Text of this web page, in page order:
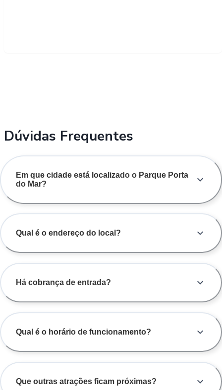
Dúvidas Frequentes
Em que cidade está localizado o Parque Porta
do Mar?
Qual é o endereço do local?
Há cobrança de entrada?
Qual é o horário de funcionamento?
Que outras atrações ficam próximas?